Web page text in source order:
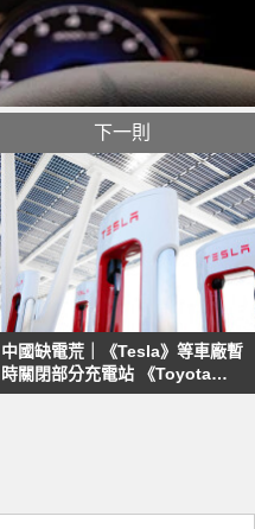
下一則
中國缺電荒｜《Tesla》等車廠暫
時關閉部分充電站 《Toyota》
工廠暫時停工